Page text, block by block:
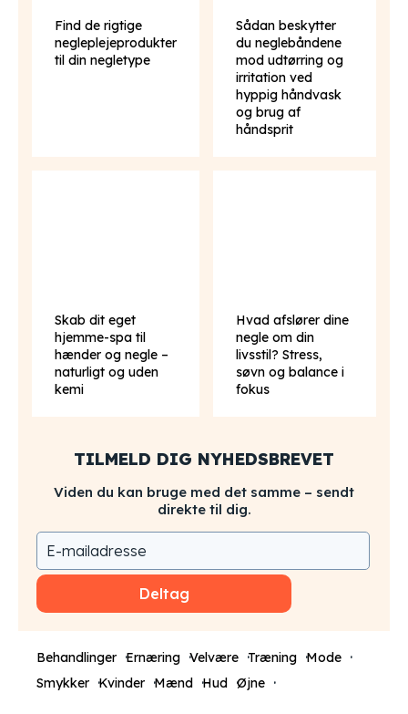
Find de rigtige
negleplejeprodukter
til din negletype
Sådan beskytter
du neglebåndene
mod udtørring og
irritation ved
hyppig håndvask
og brug af
håndsprit
Skab dit eget
hjemme-spa til
hænder og negle –
naturligt og uden
kemi
Hvad afslører dine
negle om din
livsstil? Stress,
søvn og balance i
fokus
TILMELD DIG NYHEDSBREVET
Viden du kan bruge med det samme – sendt
direkte til dig.
Deltag
Behandlinger Ernæring Velvære Træning Mode
Smykker Kvinder Mænd Hud Øjne